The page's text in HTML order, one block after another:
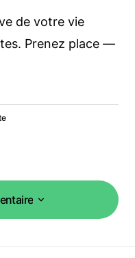
de votre vie
Prenez place —